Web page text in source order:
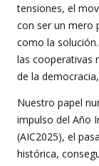
tensiones, el
con ser un mero
como la
las cooperativas
de la
Nuestro papel
impulso del Año
(AIC2025), el
histórica,